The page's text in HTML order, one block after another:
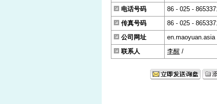
电话号码
86 - 025 -
传真号码
86 - 025 -
公司网址
en.maoyuan.asia
联系人
李醒 /